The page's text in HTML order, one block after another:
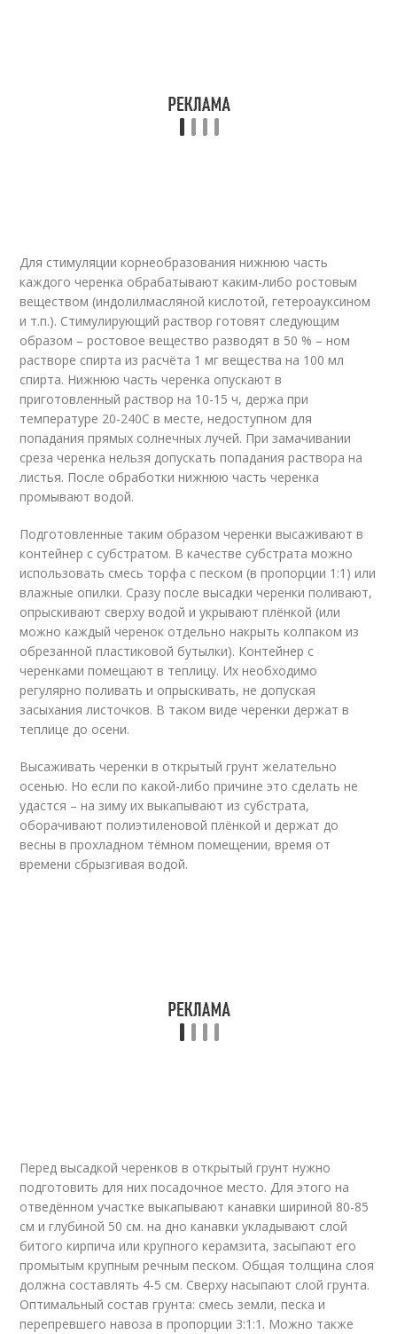
Для стимуляции корнеобразования нижнюю часть
каждого черенка обрабатывают каким-либо ростовым
веществом (индолилмасляной кислотой, гетероауксином
и т.п.). Стимулирующий раствор готовят следующим
образом – ростовое вещество разводят в 50 % – ном
растворе спирта из расчёта 1 мг вещества на 100 мл
спирта. Нижнюю часть черенка опускают в
приготовленный раствор на 10-15 ч, держа при
температуре 20-240С в месте, недоступном для
попадания прямых солнечных лучей. При замачивании
среза черенка нельзя допускать попадания раствора на
листья. После обработки нижнюю часть черенка
промывают водой.
Подготовленные таким образом черенки высаживают в
контейнер с субстратом. В качестве субстрата можно
использовать смесь торфа с песком (в пропорции 1:1) или
влажные опилки. Сразу после высадки черенки поливают,
опрыскивают сверху водой и укрывают плёнкой (или
можно каждый черенок отдельно накрыть колпаком из
обрезанной пластиковой бутылки). Контейнер с
черенками помещают в теплицу. Их необходимо
регулярно поливать и опрыскивать, не допуская
засыхания листочков. В таком виде черенки держат в
теплице до осени.
Высаживать черенки в открытый грунт желательно
осенью. Но если по какой-либо причине это сделать не
удастся – на зиму их выкапывают из субстрата,
оборачивают полиэтиленовой плёнкой и держат до
весны в прохладном тёмном помещении, время от
времени сбрызгивая водой.
Перед высадкой черенков в открытый грунт нужно
подготовить для них посадочное место. Для этого на
отведённом участке выкапывают канавки шириной 80-85
см и глубиной 50 см. на дно канавки укладывают слой
битого кирпича или крупного керамзита, засыпают его
промытым крупным речным песком. Общая толщина слоя
должна составлять 4-5 см. Сверху насыпают слой грунта.
Оптимальный состав грунта: смесь земли, песка и
перепревшего навоза в пропорции 3:1:1. Можно также